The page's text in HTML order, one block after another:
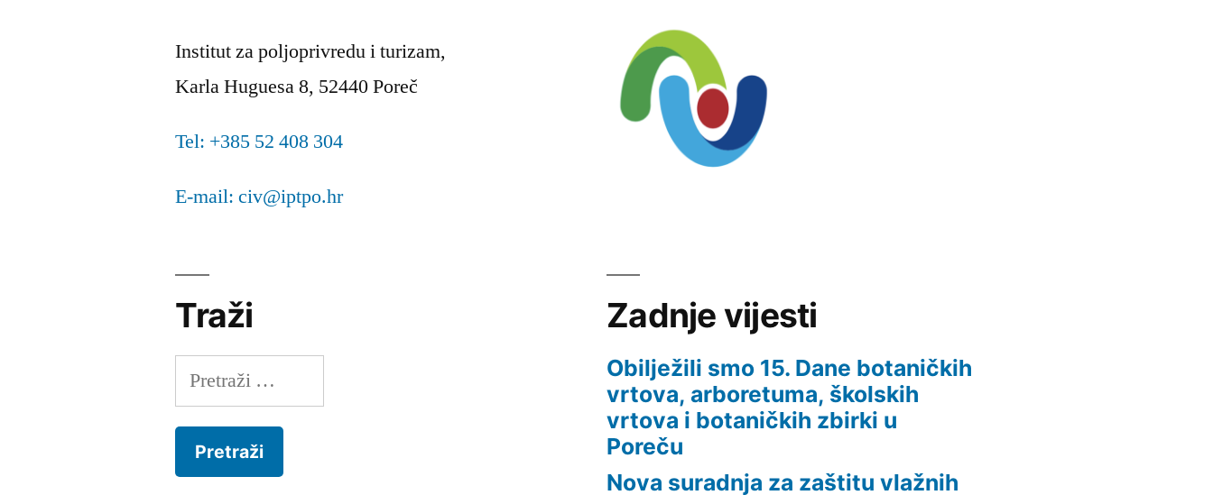
Institut za poljoprivredu i turizam,
Karla Huguesa 8, 52440 Poreč
Tel: +385 52 408 304
E-mail: civ@iptpo.hr
Traži
Pretraži:
Zadnje vijesti
Obilježili smo 15. Dane botaničkih
vrtova, arboretuma, školskih
vrtova i botaničkih zbirki u
Poreču
Nova suradnja za zaštitu vlažnih